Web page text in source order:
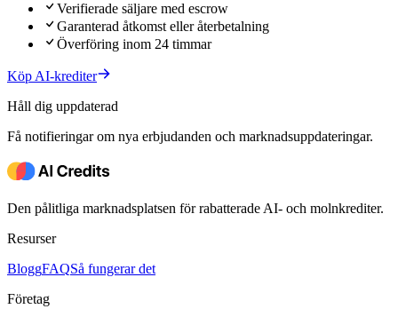
Verifierade säljare med escrow
Garanterad åtkomst eller återbetalning
Överföring inom 24 timmar
Köp AI-krediter
Håll dig uppdaterad
Få notifieringar om nya erbjudanden och marknadsuppdateringar.
Den pålitliga marknadsplatsen för rabatterade AI- och molnkrediter.
Resurser
BloggFAQSå fungerar det
Företag